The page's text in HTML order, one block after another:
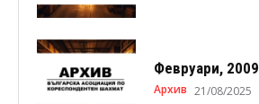
Февруари, 2009
Архив 21/08/2025